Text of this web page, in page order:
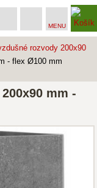
MENU
rozvody 200x90
- flex Ø100 mm
mm -